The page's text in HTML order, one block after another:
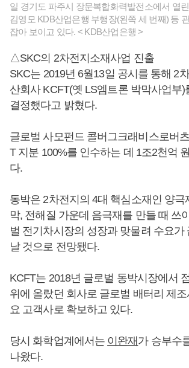
일 경기도 파주시 장문복합화력발전소에서 열
김영모 KDB산업은행 부행장(왼쪽 세 번째) 등
잡아 보이고 있다. < KDB산업은행 >
△SKC의 2차전지소재사업 진출
SKC는 2019년 6월13일 공시를 통해 2
산회사 KCFT(옛 LS엠트론 박막사업부
결정했다고 밝혔다.
글로벌 사모펀드 콜버그크래비스로버
T 지분 100%를 인수하는 데 1조2천억
다.
동박은 2차전지의 4대 핵심소재인 양극
막, 전해질 가운데 음극재를 만들 때 쓰
벌 전기차시장의 성장과 맞물려 수요가
날 것으로 전망됐다.
KCFT는 2018년 글로벌 동박시장에서
위에 올랐던 회사로 글로벌 배터리 제
요 고객사로 확보하고 있다.
당시 화학업계에서는 이완재 가 승부수
나왔다.